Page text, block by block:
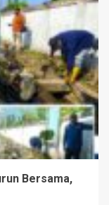
Bersama,